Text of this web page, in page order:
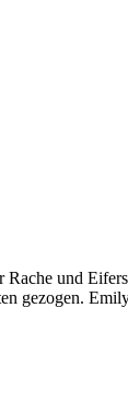
und
gezogen.